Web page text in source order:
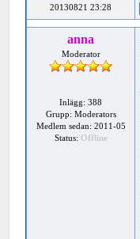
20130821 23:28
anna
Moderator
Inlägg: 388
Grupp: Moderators
Medlem sedan: 2011-05
Status: Offline